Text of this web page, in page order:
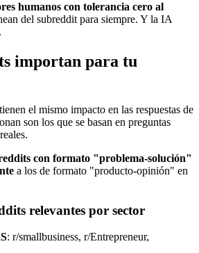
humanos con tolerancia cero al
del subreddit para siempre. Y la IA
importan para tu
el mismo impacto en las respuestas de
son los que se basan en preguntas
con formato "problema-solución"
a los de formato "producto-opinión" en
relevantes por sector
: r/smallbusiness, r/Entrepreneur,